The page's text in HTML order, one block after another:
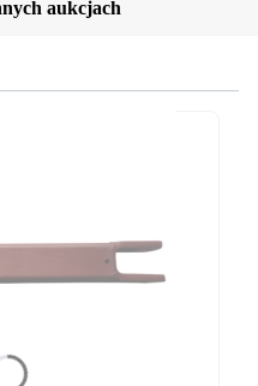
aukcjach